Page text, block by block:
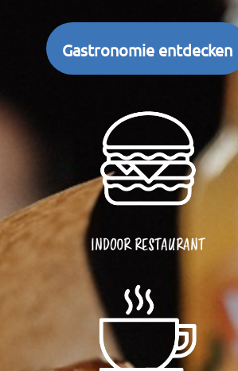
Gastronomie entdecken
INDOOR RESTAURANT